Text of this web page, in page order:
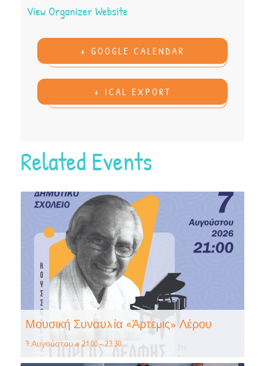
View Organizer Website
+ GOOGLE CALENDAR
+ ICAL EXPORT
Related Events
Μουσική Συναυλία «Άρτεμις» Λέρου
7 Αυγούστου @ 21:00- 23:30